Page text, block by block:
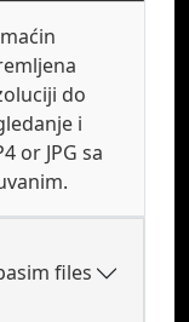
do
i
or JPG sa
files